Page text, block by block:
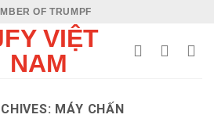
OF TRUMPF
MÁY CHẤN